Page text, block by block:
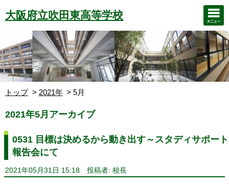
大阪府立吹田東高等学校
トップ 2021年 5月
2021年5月アーカイブ
0531 目標は決めるから動き出す～スタディサポート
報告会にて
2021年05月31日 15:18 投稿者: 校長